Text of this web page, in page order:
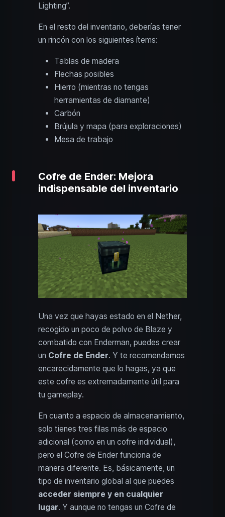
Lighting”.
En el resto del inventario, deberías tener
un rincón con los siguientes ítems:
Tablas de madera
Flechas posibles
Hierro (mientras no tengas
herramientas de diamante)
Carbón
Brújula y mapa (para exploraciones)
Mesa de trabajo
Cofre de Ender: Mejora
indispensable del inventario
Una vez que hayas estado en el Nether,
recogido un poco de polvo de Blaze y
combatido con Enderman, puedes crear
un Cofre de Ender. Y te recomendamos
encarecidamente que lo hagas, ya que
este cofre es extremadamente útil para
tu gameplay.
En cuanto a espacio de almacenamiento,
solo tienes tres filas más de espacio
adicional (como en un cofre individual),
pero el Cofre de Ender funciona de
manera diferente. Es, básicamente, un
tipo de inventario global al que puedes
acceder siempre y en cualquier
lugar. Y aunque no tengas un Cofre de